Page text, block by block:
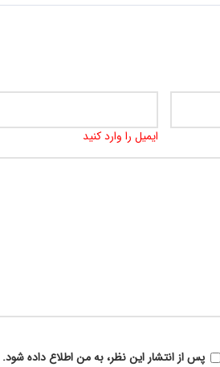
ایمیل را وارد کنید
پس از انتشار این نظر، به من اطلاع داده شود.